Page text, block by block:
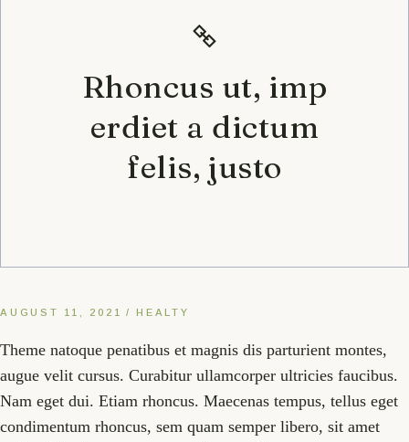
Rhoncus ut, imp
erdiet a dictum
felis, justo
AUGUST 11, 2021 HEALTY
Theme natoque penatibus et magnis dis parturient montes,
augue velit cursus. Curabitur ullamcorper ultricies faucibus.
Nam eget dui. Etiam rhoncus. Maecenas tempus, tellus eget
condimentum rhoncus, sem quam semper libero, sit amet